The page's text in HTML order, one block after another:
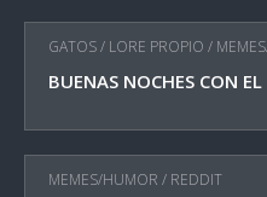
GATOS/ LORE PROPIO /
BUENAS NOCHES CON
MEMES/HUMOR / REDDIT